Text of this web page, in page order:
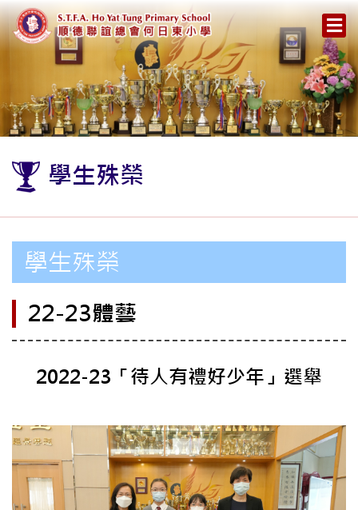
學生殊榮
學生殊榮
22-23體藝
2022-23「待人有禮好少年」選舉